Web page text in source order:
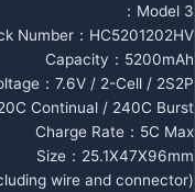
Model 3：
Number：HC5201202HV
Capacity：5200mAh
：7.6V / 2-Cell / 2S2P
Continual / 240C Burst
Charge Rate：5C Max
Size：25.1X47X96mm
wire and connector)